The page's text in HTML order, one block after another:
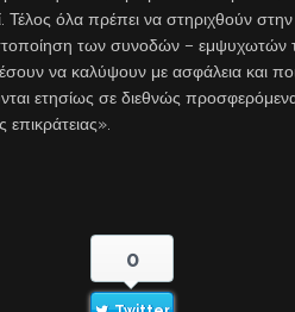
όλα πρέπει να στηριχθούν
των συνοδών –
να καλύψουν με ασφάλεια και
ετησίως σε διεθνώς
0